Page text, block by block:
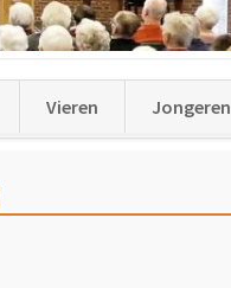
Vieren
Jongeren